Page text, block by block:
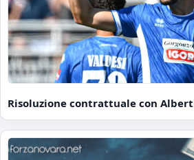
Risoluzione contrattuale con